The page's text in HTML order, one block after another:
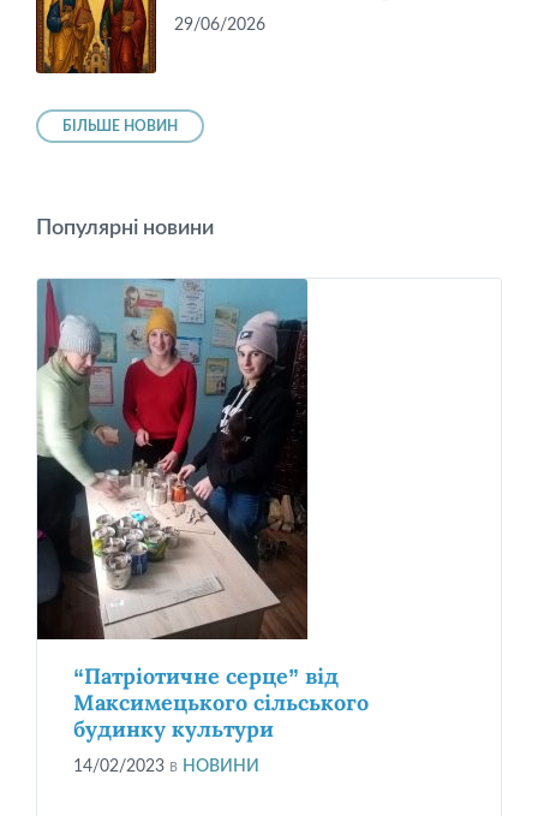
29/06/2026
БІЛЬШЕ НОВИН
Популярні новини
“Патріотичне серце” від
Максимецького сільського
будинку культури
14/02/2023 в НОВИНИ